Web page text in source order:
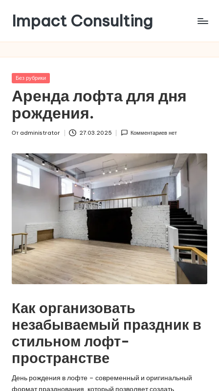
Перейти
содержимому
Impact Consulting
области
практик
проведения
мероприятий
Опубликовано
Без рубрики
Аренда лофта для дня
рождения.
От administrator 27.03.2025 Комментариев нет
Как организовать
незабываемый праздник в
стильном лофт-
пространстве
День рождения в лофте – современный и оригинальный
формат празднования, который позволяет создать